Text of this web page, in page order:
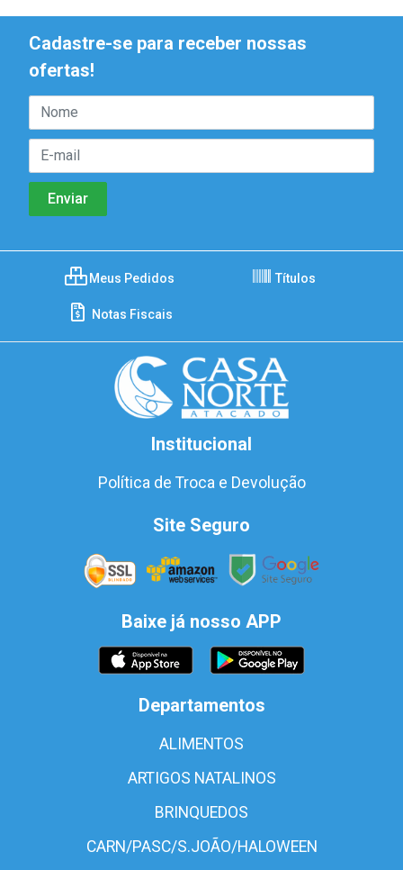
Cadastre-se para receber nossas
ofertas!
Meus Pedidos Títulos
Notas Fiscais
Institucional
Política de Troca e Devolução
Site Seguro
Baixe já nosso APP
Departamentos
ALIMENTOS
ARTIGOS NATALINOS
BRINQUEDOS
CARN/PASC/S.JOÃO/HALOWEEN